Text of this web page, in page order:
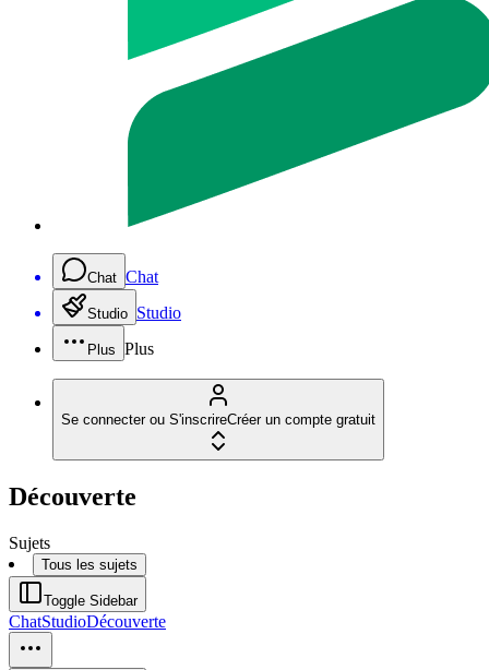
Chat Chat
Studio Studio
Plus Plus
Se connecter ou S'inscrireCréer un compte gratuit
Découverte
Sujets
Tous les sujets
Toggle Sidebar
ChatStudioDécouverte